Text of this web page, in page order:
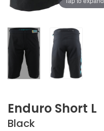
Enduro Short L
Black